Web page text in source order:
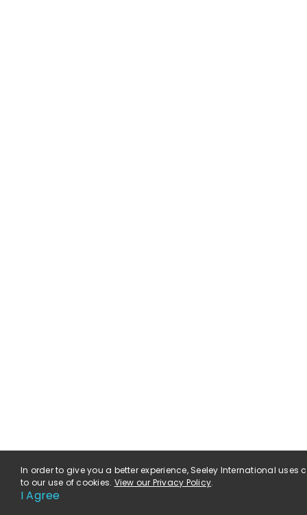
In order to give you a better experience, Seeley International
to our use of cookies. View our Privacy Policy.
I Agree